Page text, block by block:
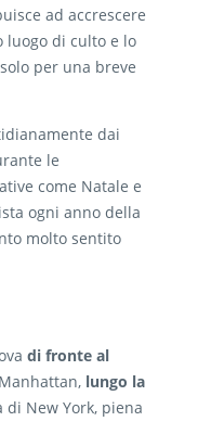
ad accrescere
di culto e lo
per una breve
dai
le
come Natale e
ogni anno della
molto sentito
di fronte al
lungo la
New York, piena